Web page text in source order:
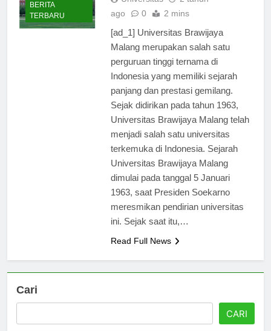
BERITA
TERBARU
Universitas
2 tahun
[ad_1] Universitas Brawijaya
Malang merupakan salah satu
perguruan tinggi ternama di
Indonesia yang memiliki sejarah
panjang dan prestasi gemilang.
Sejak didirikan pada tahun 1963,
Universitas Brawijaya Malang telah
menjadi salah satu universitas
terkemuka di Indonesia. Sejarah
Universitas Brawijaya Malang
dimulai pada tanggal 5 Januari
1963, saat Presiden Soekarno
meresmikan pendirian universitas
Cari
CARI